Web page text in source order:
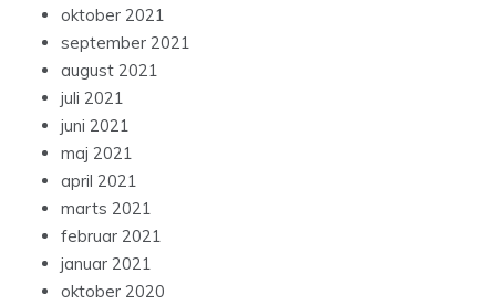
oktober 2021
september 2021
august 2021
juli 2021
juni 2021
maj 2021
april 2021
marts 2021
februar 2021
januar 2021
oktober 2020